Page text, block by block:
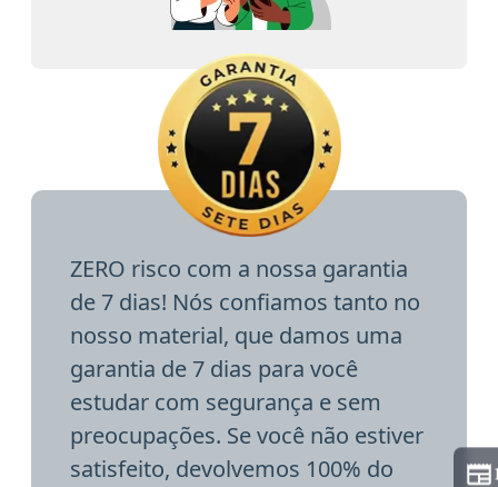
ZERO risco com a nossa garantia
de 7 dias! Nós confiamos tanto no
nosso material, que damos uma
garantia de 7 dias para você
estudar com segurança e sem
preocupações. Se você não estiver
satisfeito, devolvemos 100% do